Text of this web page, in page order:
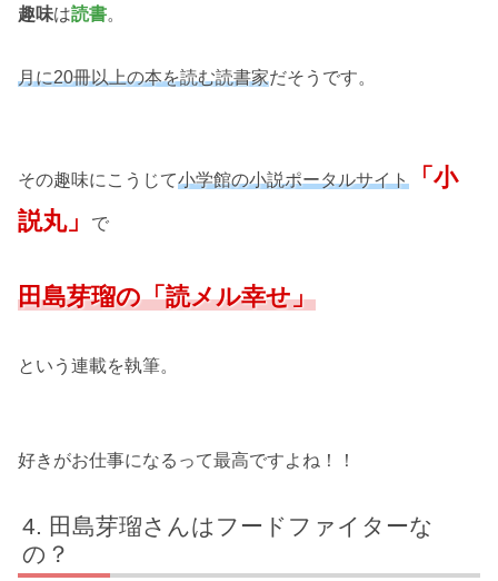
趣味は読書。
月に20冊以上の本を読む読書家だそうです。
その趣味にこうじて小学館の小説ポータルサイト
「小
説丸」
で
田島芽瑠の「読メル幸せ」
という連載を執筆。
好きがお仕事になるって最高ですよね！！
田島芽瑠さんはフードファイターな
の？